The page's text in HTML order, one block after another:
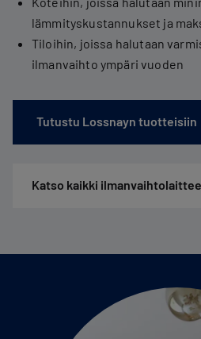
lämmityskustannukset ja
Tiloihin, joissa halutaan
ilmanvaihto ympäri vuoden
Tutustu Lossnayn tuotteisiin
Katso kaikki